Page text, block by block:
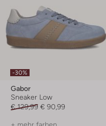
-30%
Gabor
Sneaker Low
€ 129,99 € 90,99